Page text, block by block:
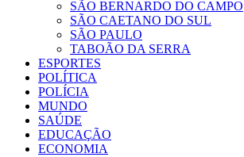
SÃO BERNARDO DO CAMPO
SÃO CAETANO DO SUL
SÃO PAULO
TABOÃO DA SERRA
ESPORTES
POLÍTICA
POLÍCIA
MUNDO
SAÚDE
EDUCAÇÃO
ECONOMIA